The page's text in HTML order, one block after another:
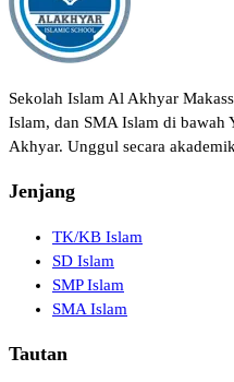
Sekolah Islam Al Akhyar
Islam, dan SMA Islam di bawah
Akhyar. Unggul secara
Jenjang
TK/KB Islam
SD Islam
SMP Islam
SMA Islam
Tautan